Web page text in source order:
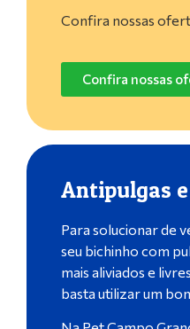
Confira nossas
Confira nossas
Antipulgas
Para solucionar de
seu bichinho com
mais aliviados e
basta utilizar um